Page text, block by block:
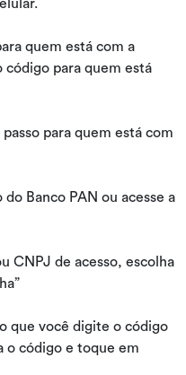
quem está com a
código para quem está
para quem está com
Banco PAN ou acesse a
CNPJ de acesso, escolha
que você digite o código
o código e toque em